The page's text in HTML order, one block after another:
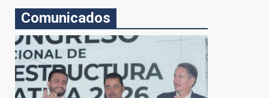
Comunicados